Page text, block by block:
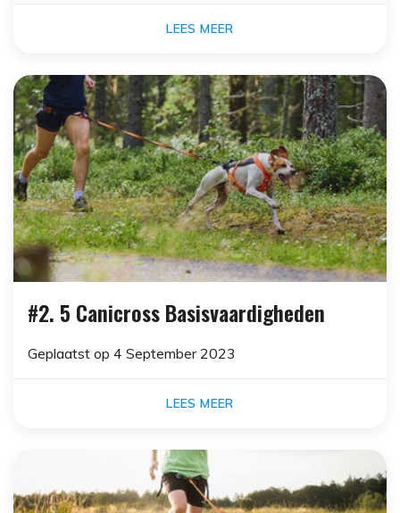
LEES MEER
#2. 5 Canicross Basisvaardigheden
Geplaatst op 4 September 2023
LEES MEER